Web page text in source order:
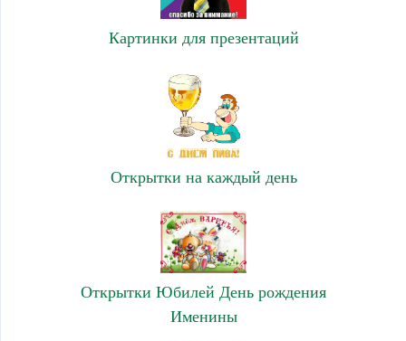
Картинки для презентаций
Открытки на каждый день
Открытки Юбилей День рождения
Именины